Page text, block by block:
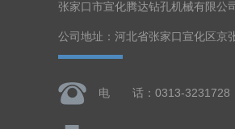
张家口市宣化腾达钻孔机械有限公司
公司地址：河北省张家口宣化区京
电 话：0313-3231728